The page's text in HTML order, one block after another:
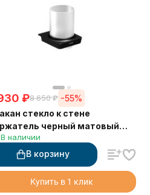
₽8 650 ₽ -55%
стекло к стене
черный матовый
166442
В наличии
В корзину
Купить в 1 клик